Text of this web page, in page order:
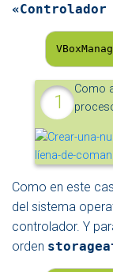
«Controlador
Como
Como en este
del sistema
controlador. Y
orden